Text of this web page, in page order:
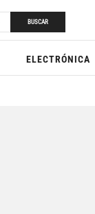
BUSCAR
ELECTRÓNICA